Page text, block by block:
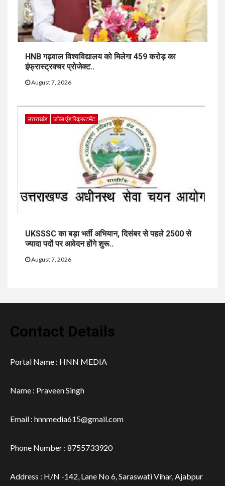
HNB गढ़वाल विश्वविद्यालय को मिलेगा 459 करोड़ का
इंफ्रास्ट्रक्चर प्रोजेक्ट..
August 7, 2026
उत्तराखंड जॉब्स एंड रिक्रूटमेंट
UKSSSC का बड़ा भर्ती अभियान, दिसंबर से पहले 2500 से
ज्यादा पदों पर आवेदन होंगे शुरू..
August 7, 2026
Contact Details
Portal Name : HNN MEDIA
Name : Praveen Singh
Email : hnnmedia615@gmail.com
Phone Number : 8755733920
Address : H/N -142, Lane No 6, Saraswati Vihar, Ajabpur